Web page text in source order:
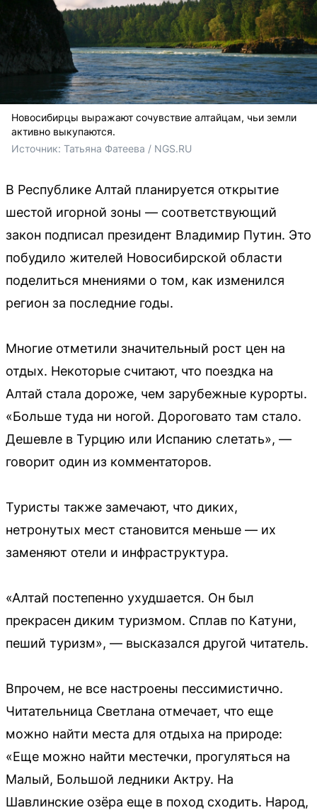
Новосибирцы выражают сочувствие алтайцам, чьи земли
активно выкупаются.
Источник: Татьяна Фатеева / NGS.RU
В Республике Алтай планируется открытие
шестой игорной зоны — соответствующий
закон подписал президент Владимир Путин. Это
побудило жителей Новосибирской области
поделиться мнениями о том, как изменился
регион за последние годы.
Многие отметили значительный рост цен на
отдых. Некоторые считают, что поездка на
Алтай стала дороже, чем зарубежные курорты.
«Больше туда ни ногой. Дороговато там стало.
Дешевле в Турцию или Испанию слетать», —
говорит один из комментаторов.
Туристы также замечают, что диких,
нетронутых мест становится меньше — их
заменяют отели и инфраструктура.
«Алтай постепенно ухудшается. Он был
прекрасен диким туризмом. Сплав по Катуни,
пеший туризм», — высказался другой читатель.
Впрочем, не все настроены пессимистично.
Читательница Светлана отмечает, что еще
можно найти места для отдыха на природе:
«Еще можно найти местечки, прогуляться на
Малый, Большой ледники Актру. На
Шавлинские озёра еще в поход сходить. Народ,